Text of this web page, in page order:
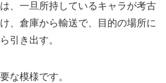
、一旦所持しているキャラが考古
、倉庫から輸送で、目的の場所に
引き出す。
な模様です。